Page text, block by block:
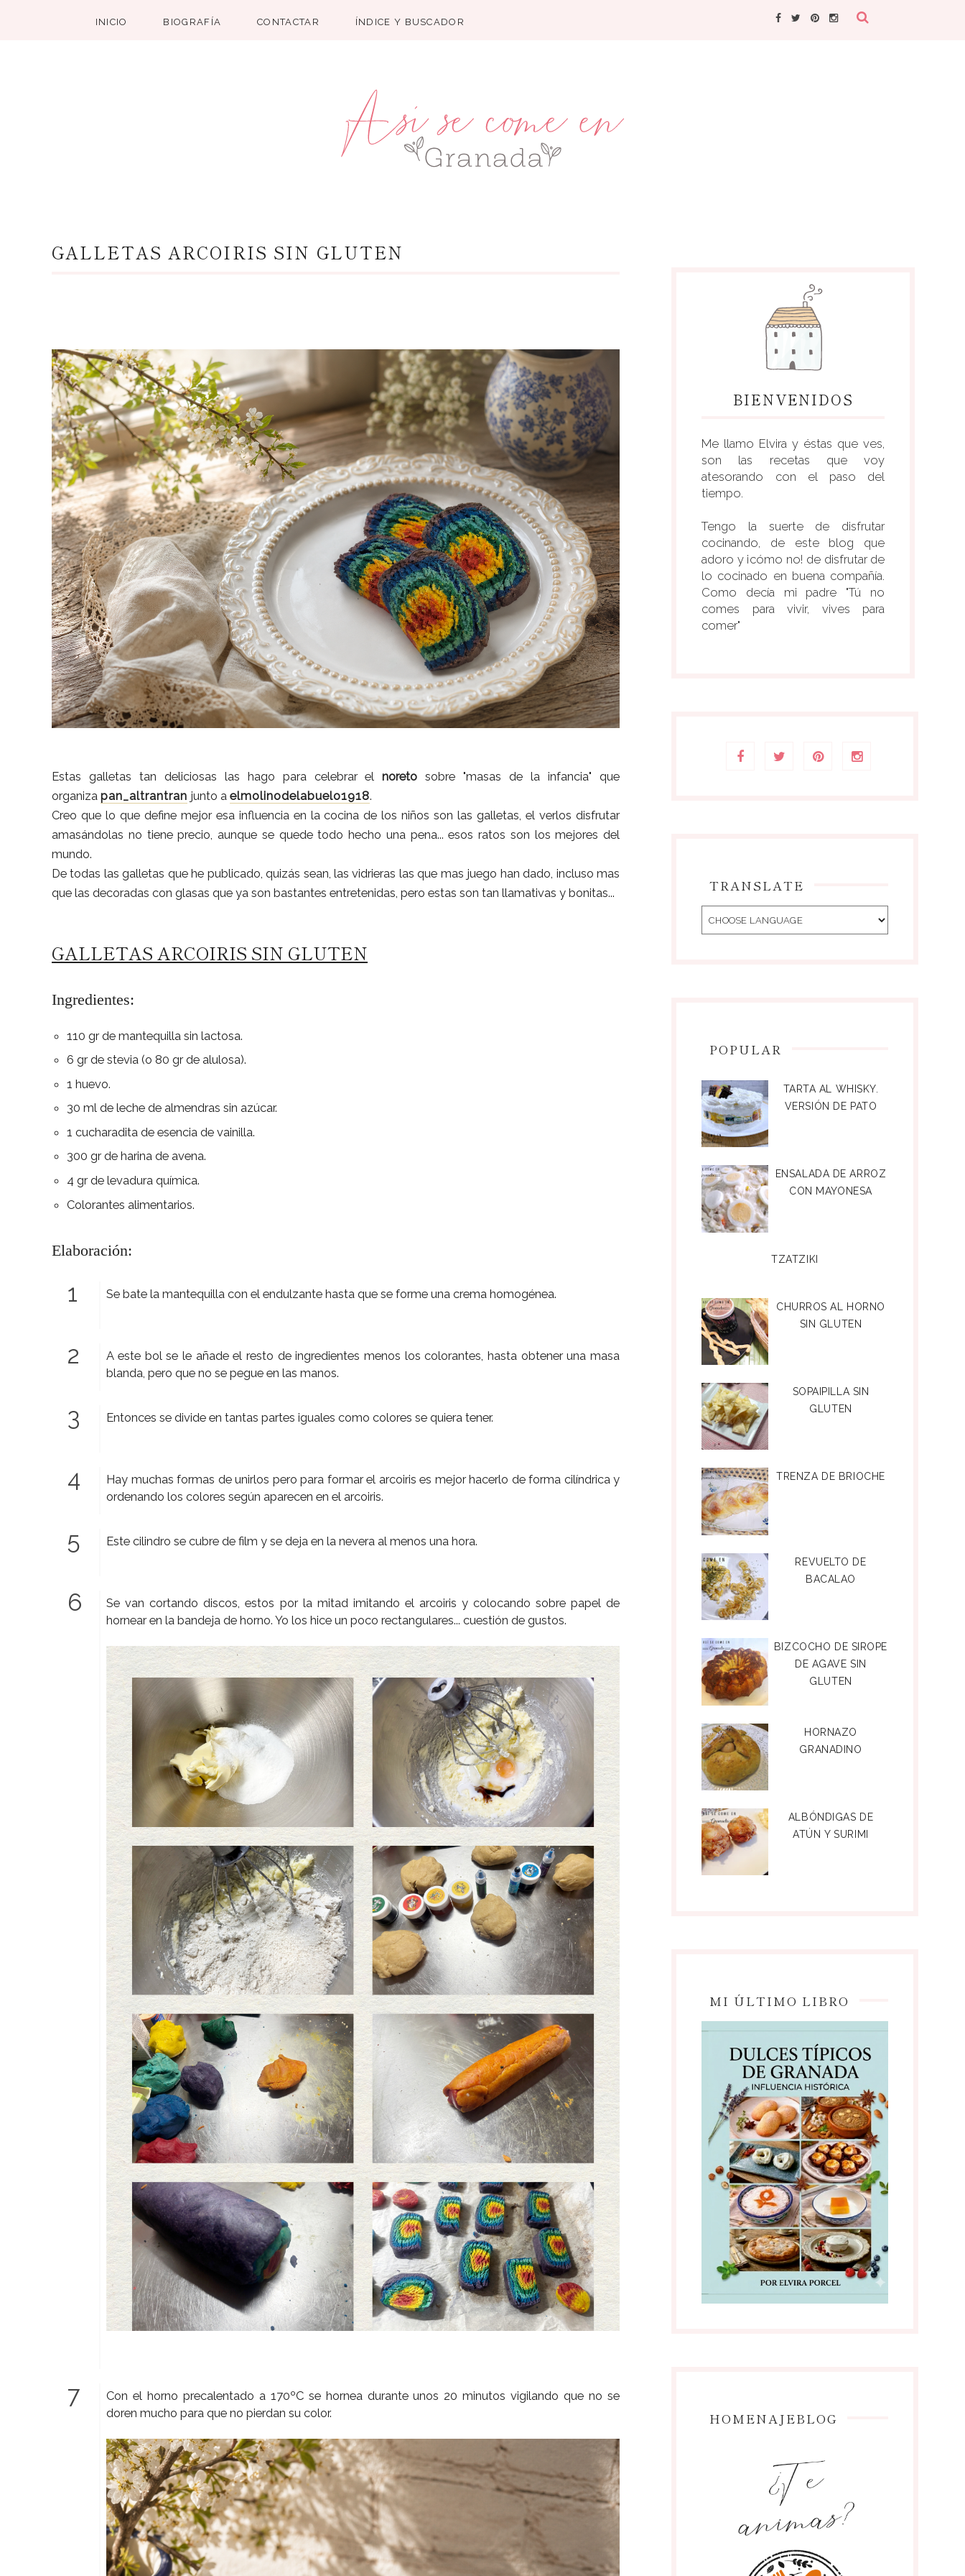
INICIO BIOGRAFÍA CONTACTAR ÍNDICE Y BUSCADOR
GALLETAS ARCOIRIS SIN GLUTEN
Estas galletas tan deliciosas las hago para celebrar elnoreto sobre "masas de la infancia" que
organiza pan_altrantran junto a elmolinodelabuelo1918.
Creo que lo que define mejor esa influencia en la cocina de los niños son las galletas, el verlos disfrutar
amasándolas no tiene precio, aunque se quede todo hecho una pena... esos ratos son los mejores del
mundo.
De todas las galletas que he publicado, quizás sean, las vidrieras las que mas juego han dado, incluso mas
que las decoradas con glasas que ya son bastantes entretenidas, pero estas son tan llamativas y bonitas...
GALLETAS ARCOIRIS SIN GLUTEN
Ingredientes:
110 gr de mantequilla sin lactosa.
6 gr de stevia (o 80 gr de alulosa).
1 huevo.
30 ml de leche de almendras sin azúcar.
1 cucharadita de esencia de vainilla.
300 gr de harina de avena.
4 gr de levadura química.
Colorantes alimentarios.
Elaboración:
Se bate la mantequilla con el endulzante hasta que se forme una crema homogénea.
A este bol se le añade el resto de ingredientes menos los colorantes, hasta obtener una masa
blanda, pero que no se pegue en las manos.
Entonces se divide en tantas partes iguales como colores se quiera tener.
Hay muchas formas de unirlos pero para formar el arcoiris es mejor hacerlo de forma cilíndrica y
ordenando los colores según aparecen en el arcoiris.
Este cilindro se cubre de film y se deja en la nevera al menos una hora.
Se van cortando discos, estos por la mitad imitando el arcoiris y colocando sobre papel de
hornear en la bandeja de horno. Yo los hice un poco rectangulares... cuestión de gustos.
Con el horno precalentado a 170ºC se hornea durante unos 20 minutos vigilando que no se
doren mucho para que no pierdan su color.
BIENVENIDOS
Me llamo Elvira y éstas que ves,
son las recetas que voy
atesorando con el paso del
tiempo.
Tengo la suerte de disfrutar
cocinando, de este blog que
adoro y ¡cómo no! de disfrutar de
lo cocinado en buena compañía.
Como decía mi padre "Tú no
comes para vivir, vives para
comer"
TRANSLATE
POPULAR
TARTA AL WHISKY.
VERSIÓN DE PATO
ENSALADA DE ARROZ
CON MAYONESA
TZATZIKI
CHURROS AL HORNO
SIN GLUTEN
SOPAIPILLA SIN
GLUTEN
TRENZA DE BRIOCHE
REVUELTO DE
BACALAO
BIZCOCHO DE SIROPE
DE AGAVE SIN
GLUTEN
HORNAZO
GRANADINO
ALBÓNDIGAS DE
ATÚN Y SURIMI
MI ÚLTIMO LIBRO
HOMENAJEBLOG